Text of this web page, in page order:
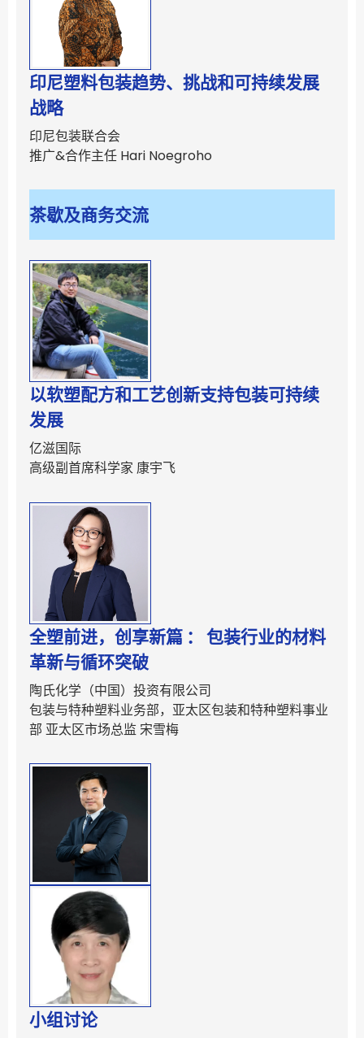
印尼塑料包装趋势、挑战和可持续发展
战略
印尼包装联合会
推广&合作主任 Hari Noegroho
茶歇及商务交流
以软塑配方和工艺创新支持包装可持续
发展
亿滋国际
高级副首席科学家 康宇飞
全塑前进，创享新篇 ： 包装行业的材料
革新与循环突破
陶氏化学（中国）投资有限公司
包装与特种塑料业务部，亚太区包装和特种塑料事业
部 亚太区市场总监 宋雪梅
小组讨论